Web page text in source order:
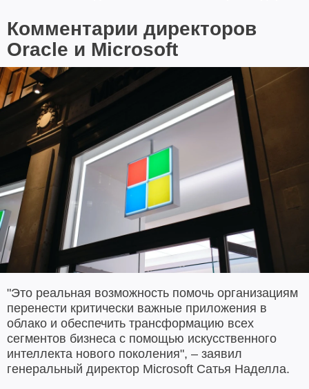
Комментарии директоров
Oracle и Microsoft
"Это реальная возможность помочь организациям
перенести критически важные приложения в
облако и обеспечить трансформацию всех
сегментов бизнеса с помощью искусственного
интеллекта нового поколения", – заявил
генеральный директор Microsoft Сатья Наделла.